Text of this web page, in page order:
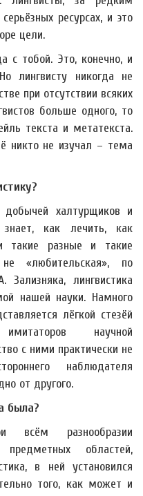
ресурсах, и это
цели.
с тобой. Это, конечно, и
лингвисту никогда не
при отсутствии всяких
больше одного, то
текста и метатекста.
никто не изучал – тема
добычей халтурщиков и
как лечить, как
такие разные и такие
«любительская», по
лингвистика
нашей науки. Намного
лёгкой стезёй
научной
с ними практически не
наблюдателя
от другого.
была?
разнообразии
областей,
в ней установился
того, как может и